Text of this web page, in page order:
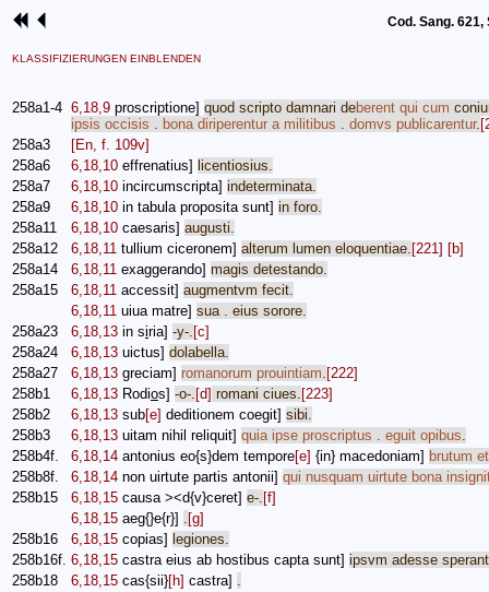
Cod. Sang. 621,
KLASSIFIZIERUNGEN EINBLENDEN
258a1-4 6,18,9 proscriptione] quod scripto damnari deberent qui cum
ipsis occisis . bona diriperentur a militibus . domvs publicarentur.
258a3
[En, f. 109v]
258a6
6,18,10 effrenatius] licentiosius.
258a7
6,18,10 incircumscripta] indeterminata.
258a9
6,18,10 in tabula proposita sunt] in foro.
258a11
6,18,10 caesaris] augusti.
258a12
6,18,11 tullium ciceronem] alterum lumen eloquentiae. [221] [b]
258a14
6,18,11 exaggerando] magis detestando.
258a15
6,18,11 accessit] augmentvm fecit.
6,18,11 uiua matre] sua. eius sorore.
258a23
6,18,13 in siria] -y-. [c]
258a24
6,18,13 uictus] dolabella.
258a27
6,18,13 greciam] romanorum prouintiam. [222]
258b1
6,18,13 Rodios] -o-. [d] romani ciues. [223]
258b2
6,18,13 sub[e] deditionem coegit] sibi.
258b3
6,18,13 uitam nihil reliquit] quia ipse proscriptus . eguit opibus.
258b4f.
6,18,14 antonius eo{s}dem tempore[e] {in} macedoniam] brutum et
258b8f.
6,18,14 non uirtute partis antonii] qui nusquam uirtute bona
258b15
6,18,15 causa><d{v}ceret] e-. [f]
6,18,15 aeg{}e{r}] . [g]
258b16
6,18,15 copias] legiones.
258b16f. 6,18,15 castra eius ab hostibus capta sunt] ipsvm adesse
258b18
6,18,15 cas{sii}[h] castra] .